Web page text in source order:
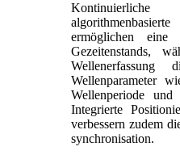
ermöglichen eine
Gezeitenstands,
Wellenerfassung
Wellenparameter
Wellenperiode und
Integrierte
verbessern zudem
synchronisation.